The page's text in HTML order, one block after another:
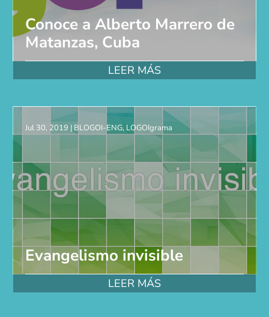
Conoce a Alberto Marrero de
Matanzas, Cuba
LEER MÁS
Evangelismo invisible
Jul 30, 2019 | BLOGOI-ENG, LOGOIgrama
LEER MÁS